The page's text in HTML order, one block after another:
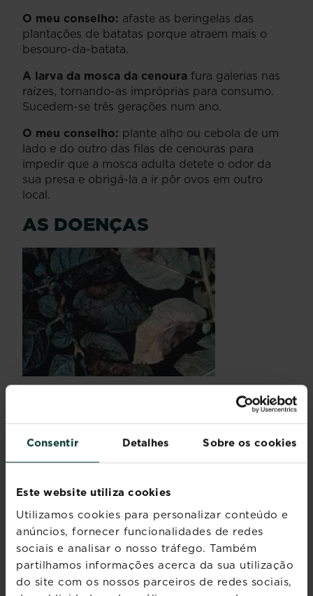
Consentir Detalhes Sobre os cookies
Este website utiliza cookies
Utilizamos cookies para personalizar conteúdo e
anúncios, fornecer funcionalidades de redes
sociais e analisar o nosso tráfego. Também
partilhamos informações acerca da sua utilização
do site com os nossos parceiros de redes sociais,
O meu conselho: afaste as beringelas das
plantações de batatas porque atraem mais o
besouro-da-batata.
A larva da mosca da cenoura fura galerias nas
raízes, tornando-as impróprias para consumo.
Sucedem-se três gerações num ano.
O meu conselho: plante alho ou cebola de um
lado e do outro das filas de cenouras para
impedir que a mosca adulta detete o odor da
sua presa e obrigá-la a ir pôr ovos em outro
local.
AS DOENÇAS
, durante um verão
húmido e fresco, este cogumelo descolora as
folhas do alho, cenoura, nabo, cebola. Danifica
com calda bordalesa se o tempo estiver húmido.
O meu conselho:não plante muito junto para
evitar uma promiscuidade favorável ao
desenvolvimento do míldio. Após um ataque
forte, respeite uma rotação de 4 a 5 anos.
A ferrugemataca o alho, a beterraba, o aipo,
provocando manchas amarelas alaranjadas nas